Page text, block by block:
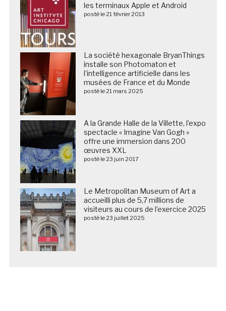
les terminaux Apple et Android
posté le 21 février 2013
La société hexagonale BryanThings
installe son Photomaton et
l’intelligence artificielle dans les
musées de France et du Monde
posté le 21 mars 2025
A la Grande Halle de la Villette, l’expo
spectacle « Imagine Van Gogh »
offre une immersion dans 200
œuvres XXL
posté le 23 juin 2017
Le Metropolitan Museum of Art a
accueilli plus de 5,7 millions de
visiteurs au cours de l’exercice 2025
posté le 23 juillet 2025